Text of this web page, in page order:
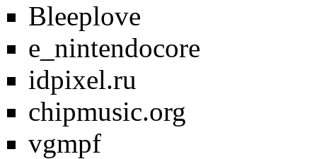
Bleeplove
e_nintendocore
idpixel.ru
chipmusic.org
vgmpf